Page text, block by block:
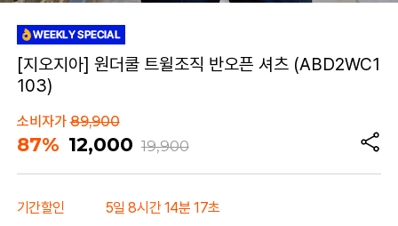
[지오지아] 원더쿨 트윌조직 반오픈 셔츠 (ABD2WC1
103)
소비자가89,900
87% 12,000 19,900
기간할인
5일 8시간 14분 17초